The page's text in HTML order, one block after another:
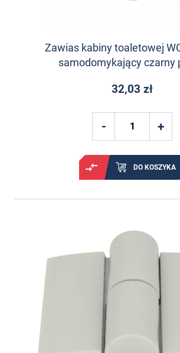
Zawias kabiny toaletowej
samodomykający czarny
32,03 zł
DO KOSZYKA